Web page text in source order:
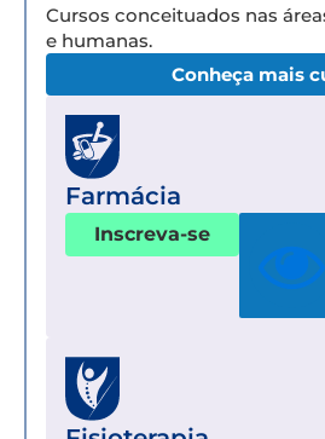
Cursos conceituados nas
e humanas.
Conheça mais
Farmácia
Inscreva-se